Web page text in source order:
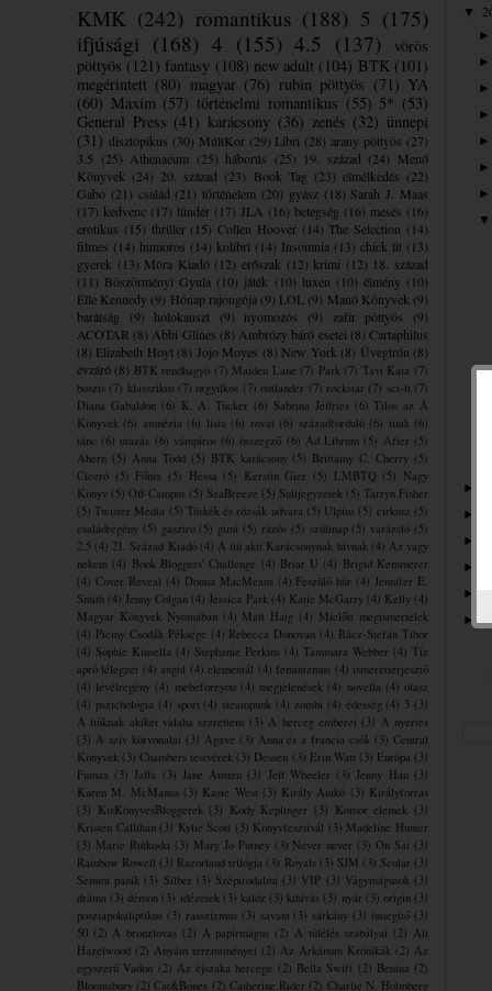
KMK (242) romantikus (188) 5 (175)
ifjúsági (168) 4 (155) 4.5 (137)
vörös
pöttyös (121) fantasy (108) new adult (104) BTK (101)
megérintett (80) magyar (76) rubin pöttyös (71) YA
(60) Maxim (57) történelmi romantikus (55) 5* (53)
General Press (41) karácsony (36) zenés (32) ünnepi
(31) disztópikus (30) MúltKor (29) Libri (28) arany pöttyös (27)
3.5 (25) Athenaeum (25) háborús (25) 19. század (24) Menő
Könyvek (24) 20. század (23) Book Tag (23) elmélkedés (22)
Gabo (21) család (21) történelem (20) gyász (18) Sarah J. Maas
(17) kedvenc (17) tündér (17) JLA (16) betegség (16) mesés (16)
erotikus (15) thriller (15) Collen Hoover (14) The Selection (14)
filmes (14) humoros (14) kolibri (14) Insomnia (13) chick lit (13)
gyerek (13) Móra Kiadó (12) erőszak (12) krimi (12) 18. század
(11) Böszörményi Gyula (10) játék (10) luxen (10) élmény (10)
Elle Kennedy (9) Hónap rajongója (9) LOL (9) Manó Könyvek (9)
barátság
(9) holokauszt (9) nyomozós (9) zafír pöttyös
(9)
ACOTAR (8) Abbi Glines (8) Ambrózy báró esetei (8) Cartaphilus
(8) Elizabeth Hoyt (8) Jojo Moyes (8) New York (8) Üvegtrón (8)
évzáró (8) BTK rendhagyó (7) Maiden Lane (7) Park (7) Tavi Kata (7)
boszis (7) klasszikus (7) orgyilkos (7) outlander (7) rockstar (7) sci-fi (7)
Diana Gabaldon (6) K. A. Tucker (6) Sabrina Jeffries (6) Tilos az Á
Könyvek (6) amnézia (6) lista (6) rovat (6) századforduló (6) tinik (6)
tánc (6) utazás (6) vámpíros (6) összegző (6) Ad Librum (5) After (5)
Ahern (5) Anna Todd (5) BTK karácsony (5) Brittainy C. Cherry (5)
Ciceró (5) Főnix (5) Hessa (5) Kerstin Gier (5) LMBTQ (5) Nagy
Könyv (5) Off-Campus (5) SeaBreeze (5) Sulijegyzetek (5) Tarryn Fisher
(5) Twister Media (5) Tüskék és rózsák udvara (5) Ulpius (5) cirkusz (5)
családregény (5) gasztro (5) gimi (5) rázós (5) szülinap (5) varázsló (5)
2.5 (4) 21. Század Kiadó (4) A fiú akit Karácsonynak hívnak (4) Az vagy
nekem (4) Book Bloggers' Challenge (4) Briar U (4) Brigid Kemmerer
(4) Cover Reveal (4) Donna MacMeans (4) Feszülő húr (4) Jennifer E.
Smith (4) Jenny Colgan (4) Jessica Park (4) Katie McGarry (4) Kelly (4)
Magyar Könyvek Nyomában (4) Matt Haig (4) Mielőtt megismertelek
(4) Piciny Csodák Péksége (4) Rebecca Donovan (4) Rácz-Stefán Tibor
(4) Sophie Kinsella (4) Stephanie Perkins (4) Tammara Webber (4) Tíz
apró lélegzet (4) angol (4) elementál (4) feminizmus (4) ismeretterjesztő
(4) levélregény (4) mebeforeyou (4) megjelenések (4) novella (4) olasz
(4) pszichológia (4) sport (4) steampunk (4) zombi (4) édesség (4) 3 (3)
A fiúknak akiket valaha szerettem (3) A herceg emberei (3) A nyertes
(3) A szív körvonalai (3) Agave (3) Anna és a francia csók (3) Central
Könyvek (3) Chambers testvérek (3) Dessen (3) Erin Watt (3) Európa (3)
Fumax (3) Jaffa (3) Jane Austen (3) Jeff Wheeler (3) Jenny Han (3)
Karen M. McManus (3) Kasie West (3) Király Anikó (3) Királyforrás
(3) KisKönyvesBloggerek (3) Kody Keplinger (3) Komor elemek (3)
Kristen Callihan (3) Kylie Scott (3) Könyvfesztivál (3) Madeline Hunter
(3) Marie Rutkoski (3) Mary Jo Putney (3) Never never (3) On Sai (3)
Rainbow Rowell (3) Razorland trilógia (3) Royals (3) SJM (3) Scolar (3)
Semmi pánik (3) Silber (3) Szépirodalmi (3) VIP (3) Vágymágusok (3)
dráma (3) démon (3) idézetek (3) kalóz (3) kihívás (3) nyár (3) origin (3)
posztapokaliptikus (3) rasszizmus (3) savant (3) sárkány (3) önsegítő (3)
50 (2) A bronzlovas (2) A papírmágus (2) A túlélés szabályai (2) Ali
Hazelwood (2) Anyám teremtményei (2) Az Arkánum Krónikák (2) Az
egyszerű Vadon (2) Az éjszaka hercege (2) Bella Swift (2) Benina (2)
Bloomsbury (2) Cat&Bones (2) Catherine Rider (2) Charlie N. Holmberg
▼
►
►
►
►
►
►